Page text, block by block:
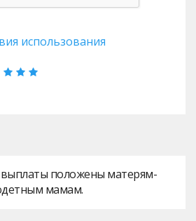
использования
выплаты положены матерям-
мамам.